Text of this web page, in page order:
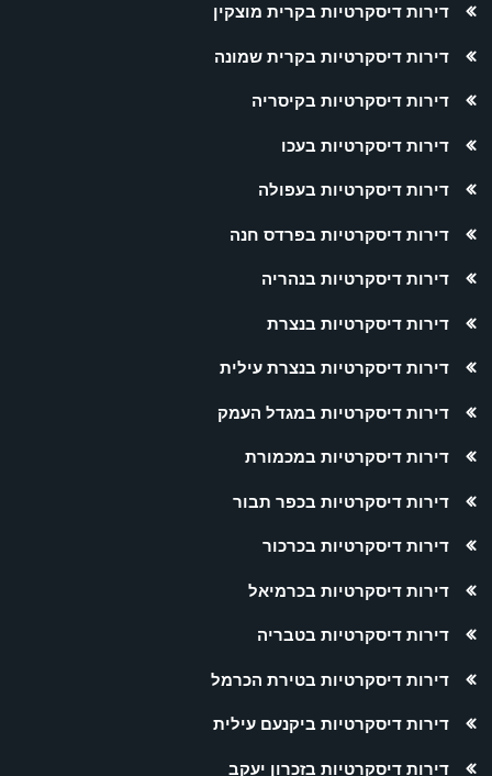
דירות דיסקרטיות בקרית מוצקין
דירות דיסקרטיות בקרית שמונה
דירות דיסקרטיות בקיסריה
דירות דיסקרטיות בעכו
דירות דיסקרטיות בעפולה
דירות דיסקרטיות בפרדס חנה
דירות דיסקרטיות בנהריה
דירות דיסקרטיות בנצרת
דירות דיסקרטיות בנצרת עילית
דירות דיסקרטיות במגדל העמק
דירות דיסקרטיות במכמורת
דירות דיסקרטיות בכפר תבור
דירות דיסקרטיות בכרכור
דירות דיסקרטיות בכרמיאל
דירות דיסקרטיות בטבריה
דירות דיסקרטיות בטירת הכרמל
דירות דיסקרטיות ביקנעם עילית
דירות דיסקרטיות בזכרון יעקב